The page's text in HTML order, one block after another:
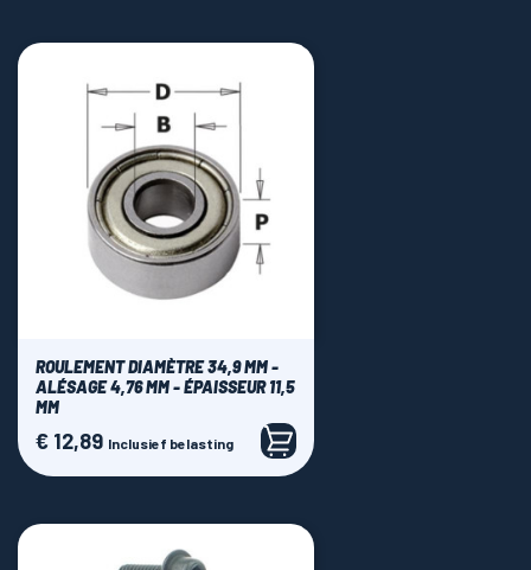
ROULEMENT DIAMÈTRE 34,9 MM -
ALÉSAGE 4,76 MM - ÉPAISSEUR 11,5
MM
Prijs
€ 12,89 Inclusief belasting